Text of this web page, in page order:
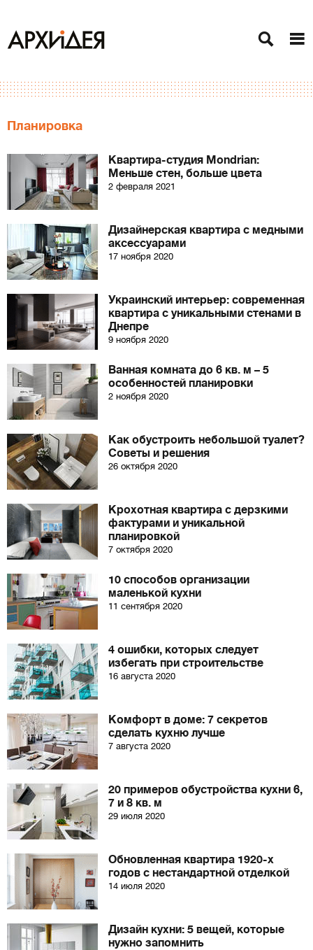
Планировка
Квартира-студия Mondrian:
Меньше стен, больше цвета
2 февраля 2021
Дизайнерская квартира с медными
аксессуарами
17 ноября 2020
Украинский интерьер: современная
квартира с уникальными стенами в
Днепре
9 ноября 2020
Ванная комната до 6 кв. м – 5
особенностей планировки
2 ноября 2020
Как обустроить небольшой туалет?
Советы и решения
26 октября 2020
Крохотная квартира с дерзкими
фактурами и уникальной
планировкой
7 октября 2020
10 способов организации
маленькой кухни
11 сентября 2020
4 ошибки, которых следует
избегать при строительстве
16 августа 2020
Комфорт в доме: 7 секретов
сделать кухню лучше
7 августа 2020
20 примеров обустройства кухни 6,
7 и 8 кв. м
29 июля 2020
Обновленная квартира 1920-х
годов с нестандартной отделкой
14 июля 2020
Дизайн кухни: 5 вещей, которые
нужно запомнить